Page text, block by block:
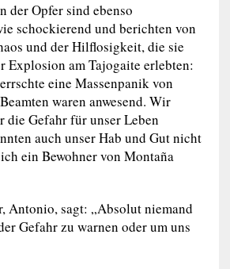
der Opfer sind ebenso
schockierend und berichten von
und der Hilflosigkeit, die sie
Explosion am Tajogaite erlebten:
eine Massenpanik von
waren anwesend. Wir
die Gefahr für unser Leben
auch unser Hab und Gut nicht
ein Bewohner von Montaña
Antonio, sagt: „Absolut niemand
Gefahr zu warnen oder um uns